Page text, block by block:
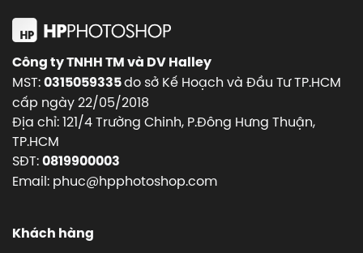
Công ty TNHH TM và DV Halley
MST:0315059335do sở Kế Hoạch và Đầu Tư TP.HCM
cấp ngày 22/05/2018
Địa chỉ: 121/4 Trường Chinh, P.Đông Hưng Thuận,
TP.HCM
SĐT:0819900003
Email: phuc@hpphotoshop.com
Khách hàng